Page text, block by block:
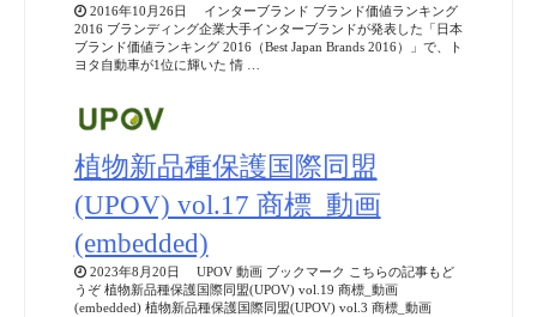
2016年10月26日 インターブランド ブランド価値ランキング
2016 ブランディング企業大手インターブランドが発表した「日本
ブランド価値ランキング 2016（Best Japan Brands 2016）」で、ト
ヨタ自動車が1位に輝いた 情 …
植物新品種保護国際同盟
(UPOV) vol.17 商標_動画
(embedded)
2023年8月20日 UPOV 動画 ブックマーク こちらの記事もど
うぞ 植物新品種保護国際同盟(UPOV) vol.19 商標_動画
(embedded) 植物新品種保護国際同盟(UPOV) vol.3 商標_動画